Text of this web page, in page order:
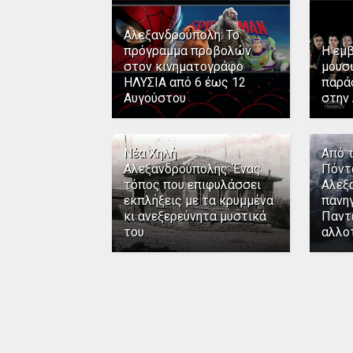
Αλεξανδρούπολη: Το
πρόγραμμα προβολών
στον κινηματογράφο
ΗΛΥΣΙΑ από 6 έως 12
Αυγούστου
Η
στην
Νέα Χηλή
Αλεξανδρούπολης: Ένας
τόπος που επιφυλάσσει
εκπλήξεις με τα κρυμμένα
κι ανεξερεύνητα μυστικά
του
Από